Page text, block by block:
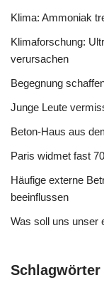
Klima: Ammoniak
Klimaforschung:
verursachen
Begegnung
Junge Leute
Beton-Haus aus
Paris widmet fast
Häufige externe
beeinflussen
Was soll uns unser
Schlagwörter